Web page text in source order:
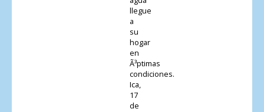
llegue
a
su
hogar
en
Ã³ptimas
condiciones.
Ica,
17
de